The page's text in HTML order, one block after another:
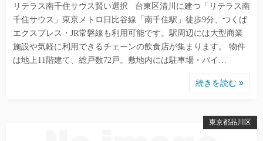
リテラス南千住サウス賢い選択 台東区清川に建つ「リテラス南
千住サウス」東京メトロ日比谷線「南千住駅」徒歩9分、つくば
エクスプレス・JR常磐線も利用可能です。駅周辺には大型商業
施設や気軽に利用できるチェーンの飲食店が集まります。 物件
は地上11階建て、総戸数72戸。敷地内には駐車場・バイ…
続きを読む
東京都品川区